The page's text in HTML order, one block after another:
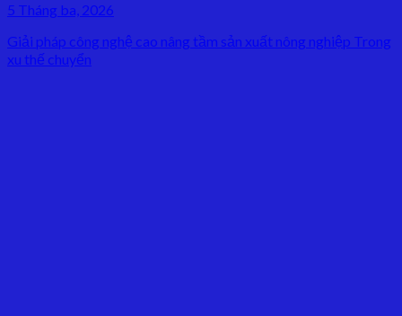
5 Tháng ba, 2026
Giải pháp công nghệ cao nâng tầm sản xuất nông nghiệp Trong
xu thế chuyển